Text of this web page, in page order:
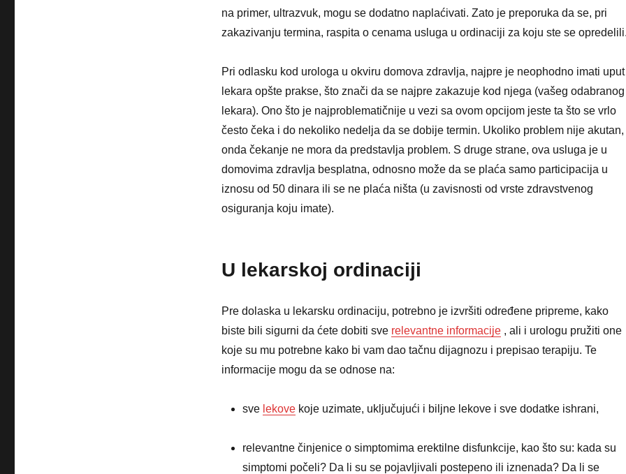
na primer, ultrazvuk, mogu se dodatno naplaćivati. Zato je preporuka da se, pri
zakazivanju termina, raspita o cenama usluga u ordinaciji za koju ste se
Pri odlasku kod urologa u okviru domova zdravlja, najpre je neophodno imati uput
lekara opšte prakse, što znači da se najpre zakazuje kod njega (vašeg odabranog
lekara). Ono što je najproblematičnije u vezi sa ovom opcijom jeste ta što se vrlo
često čeka i do nekoliko nedelja da se dobije termin. Ukoliko problem nije akutan,
onda čekanje ne mora da predstavlja problem. S druge strane, ova usluga je u
domovima zdravlja besplatna, odnosno može da se plaća samo participacija u
iznosu od 50 dinara ili se ne plaća ništa (u zavisnosti od vrste zdravstvenog
osiguranja koju imate).
U lekarskoj ordinaciji
Pre dolaska u lekarsku ordinaciju, potrebno je izvršiti određene pripreme, kako
biste bili sigurni da ćete dobiti sve relevantne informacije, ali i urologu pružiti one
koje su mu potrebne kako bi vam dao tačnu dijagnozu i prepisao terapiju. Te
informacije mogu da se odnose na:
sve lekovekoje uzimate, uključujući i biljne lekove i sve dodatke ishrani,
relevantne činjenice o simptomima erektilne disfunkcije, kao što su: kada su
simptomi počeli? Da li su se pojavljivali postepeno ili iznenada? Da li se